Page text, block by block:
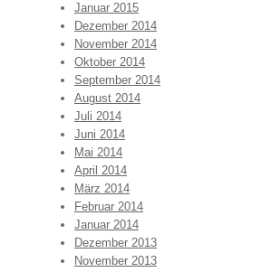
Januar 2015
Dezember 2014
November 2014
Oktober 2014
September 2014
August 2014
Juli 2014
Juni 2014
Mai 2014
April 2014
März 2014
Februar 2014
Januar 2014
Dezember 2013
November 2013